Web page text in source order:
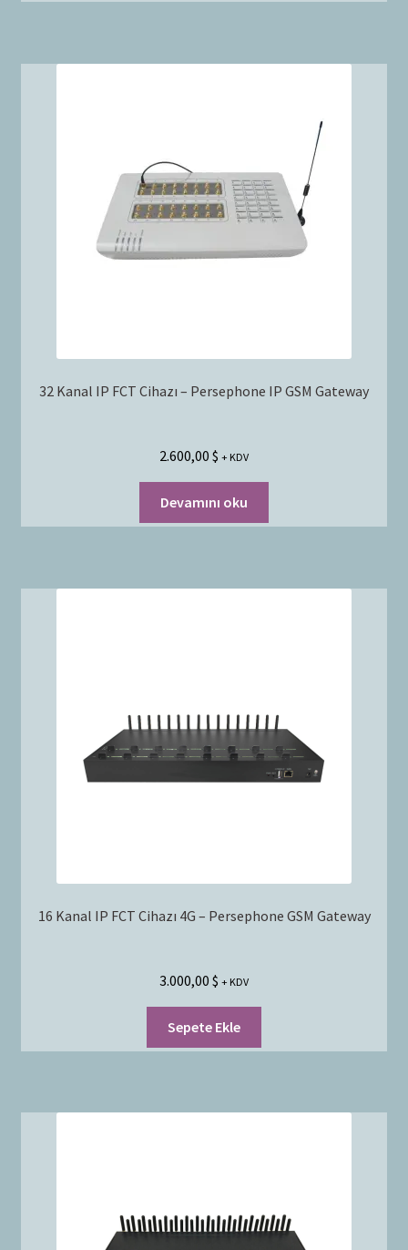
32 Kanal IP FCT Cihazı – Persephone IP GSM Gateway
2.600,00 $ + KDV
Devamını oku
16 Kanal IP FCT Cihazı 4G – Persephone GSM Gateway
3.000,00 $ + KDV
Sepete Ekle